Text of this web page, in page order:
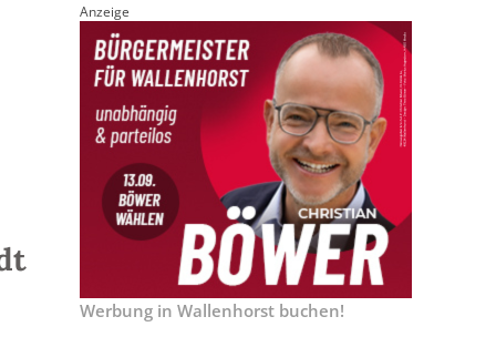
Anzeige
Werbung in Wallenhorst buchen!